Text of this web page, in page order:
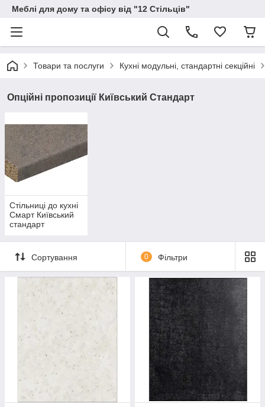
Меблі для дому та офісу від "12 Стільців"
Товари та послуги Кухні модульні, стандартні секційні
Опційні пропозиції Київський Стандарт
Стільниці до кухні
Смарт Київський
стандарт
Сортування 0 Фільтри